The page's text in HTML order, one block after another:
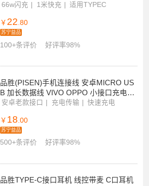
星闪充
66w闪充 1米快充 适用TYPEC
￥ 22.80
苏宁益品
100+条评价 好评率98%
品胜(PISEN)手机连接线 安卓MICRO US
B 加长数据线 VIVO OPPO 小接口充电线
1.5米
安卓老款接口 充电传输 快速充电
￥ 18.00
苏宁益品
500+条评价 好评率98%
品胜TYPE-C接口耳机 线控带麦 C口耳机